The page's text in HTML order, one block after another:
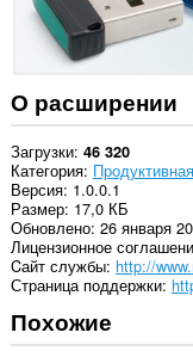
О расширении
Загрузки 46 320
Категория
Версия 1.0.0.1
Размер 17,0 КБ
Обновлено 26 января
Лицензионное
Cайт службы http://
Страница поддержки
Похожие